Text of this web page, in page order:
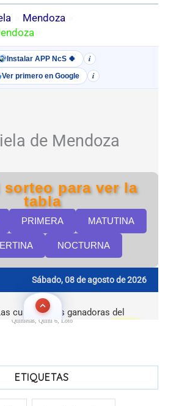
Quinielas, Quini 6, Loto
ETIQUETAS